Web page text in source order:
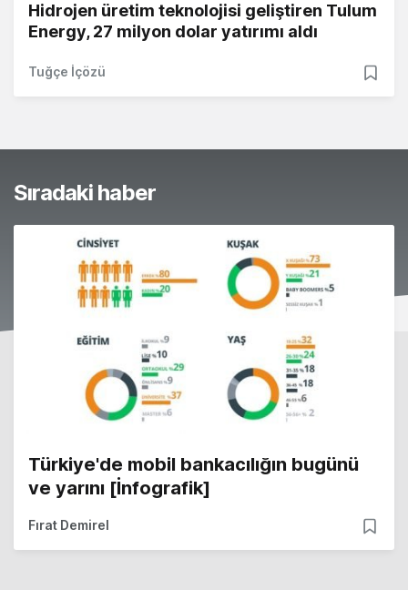
Hidrojen üretim teknolojisi geliştiren Tulum
Energy, 27 milyon dolar yatırımı aldı
Tuğçe İçözü
Sıradaki haber
Türkiye'de mobil bankacılığın bugünü
ve yarını [İnfografik]
Fırat Demirel